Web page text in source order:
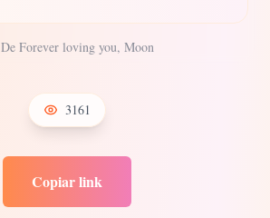
De Forever loving you, Moon
3161
Copiar link